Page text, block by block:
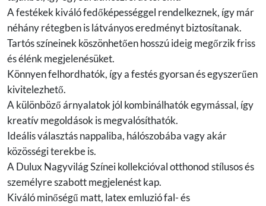
A festékek kiváló fedőképességgel rendelkeznek, így már
néhány rétegben is látványos eredményt biztosítanak.
Tartós színeinek köszönhetően hosszú ideig megőrzik friss
és élénk megjelenésüket.
Könnyen felhordhatók, így a festés gyorsan és egyszerűen
kivitelezhető.
A különböző árnyalatok jól kombinálhatók egymással, így
kreatív megoldások is megvalósíthatók.
Ideális választás nappaliba, hálószobába vagy akár
közösségi terekbe is.
A Dulux Nagyvilág Színei kollekcióval otthonod stílusos és
személyre szabott megjelenést kap.
Kiváló minőségű matt, latex emluzió fal- és